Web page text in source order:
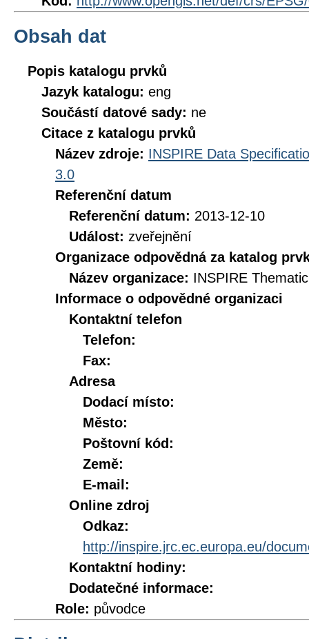
Obsah dat
Popis katalogu prvků
Jazyk katalogu: eng
Součástí datové sady: ne
Citace z katalogu prvků
Název zdroje: INSPIRE Data
3.0
Referenční datum
Referenční datum: 2013-12-10
Událost: zveřejnění
Organizace odpovědná za katalog
Název organizace: INSPIRE
Informace o odpovědné organizaci
Kontaktní telefon
Telefon:
Fax:
Adresa
Dodací místo:
Město:
Poštovní kód:
Země:
E-mail:
Online zdroj
Odkaz:
http://inspire.jrc.ec.europa.eu/
Kontaktní hodiny:
Dodatečné informace:
Role: původce